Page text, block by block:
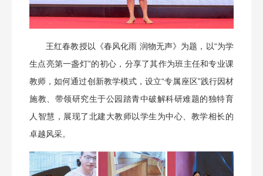
王红春教授以《春风化雨 润物无声》为题，以“为学
生点亮第一盏灯”的初心，分享了其作为班主任和专业课
教师，如何通过创新教学模式，设立“专属座区”践行因材
施教、带领研究生于公园踏青中破解科研难题的独特育
人智慧，展现了北建大教师以学生为中心、教学相长的
卓越风采。